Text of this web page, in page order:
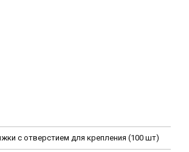
c отверстием для крепления (100 шт)